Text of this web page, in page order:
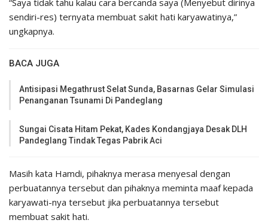
sendiri-res) ternyata membuat sakit hati karyawatinya,”
ungkapnya.
BACA JUGA
Antisipasi Megathrust Selat Sunda, Basarnas Gelar Simulasi
Penanganan Tsunami Di Pandeglang
Sungai Cisata Hitam Pekat, Kades Kondangjaya Desak DLH
Pandeglang Tindak Tegas Pabrik Aci
Masih kata Hamdi, pihaknya merasa menyesal dengan
perbuatannya tersebut dan pihaknya meminta maaf kepada
karyawati-nya tersebut jika perbuatannya tersebut
membuat sakit hati.